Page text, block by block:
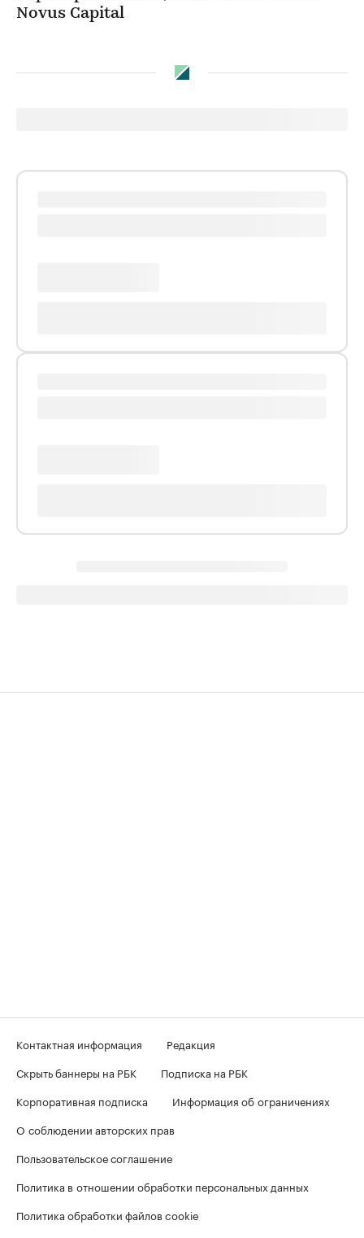
Novus Capital
Контактная информация
Редакция
Скрыть баннеры на РБК
Подписка на РБК
Корпоративная подписка
Информация об ограничениях
О соблюдении авторских прав
Пользовательское соглашение
Политика в отношении обработки персональных данных
Политика обработки файлов cookie